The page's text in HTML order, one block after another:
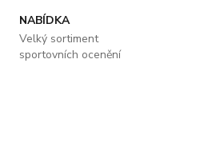
NABÍDKA
Velký sortiment
sportovních ocenění